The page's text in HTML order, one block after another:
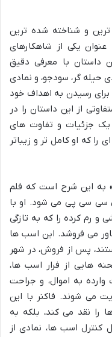
و شناخته شده ترین
یکی از شاهکارهای
داستان با معرفی دقیق
حیله گر، سودجو، و نمادی
برای رسیدن به اهداف خود
از این داستان را در
یک جزئیات و تفاوت های
که او کامل تر و زیباتر
به این شرح است که فلم
سی سی پی می شود. او با
و رم کرده را که به تازگی
می فروشد. این اسب ها
پس از فروش، در شهر
هایی از فرار اسب ها،
به اموال، و جراحت
می شوند. فاکنر با این
را نقد می کند، بلکه به
اسب ها، نمادی از